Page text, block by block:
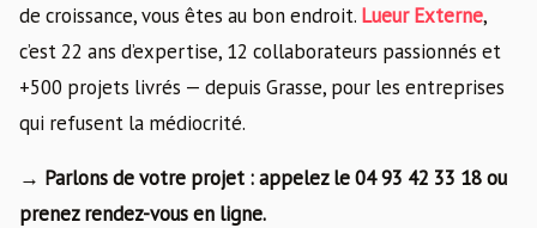
de croissance, vous êtes au bon endroit. Lueur Externe,
c’est 22 ans d’expertise, 12 collaborateurs passionnés et
+500 projets livrés — depuis Grasse, pour les entreprises
qui refusent la médiocrité.
→ Parlons de votre projet : appelez le 04 93 42 33 18 ou
prenez rendez-vous en ligne.